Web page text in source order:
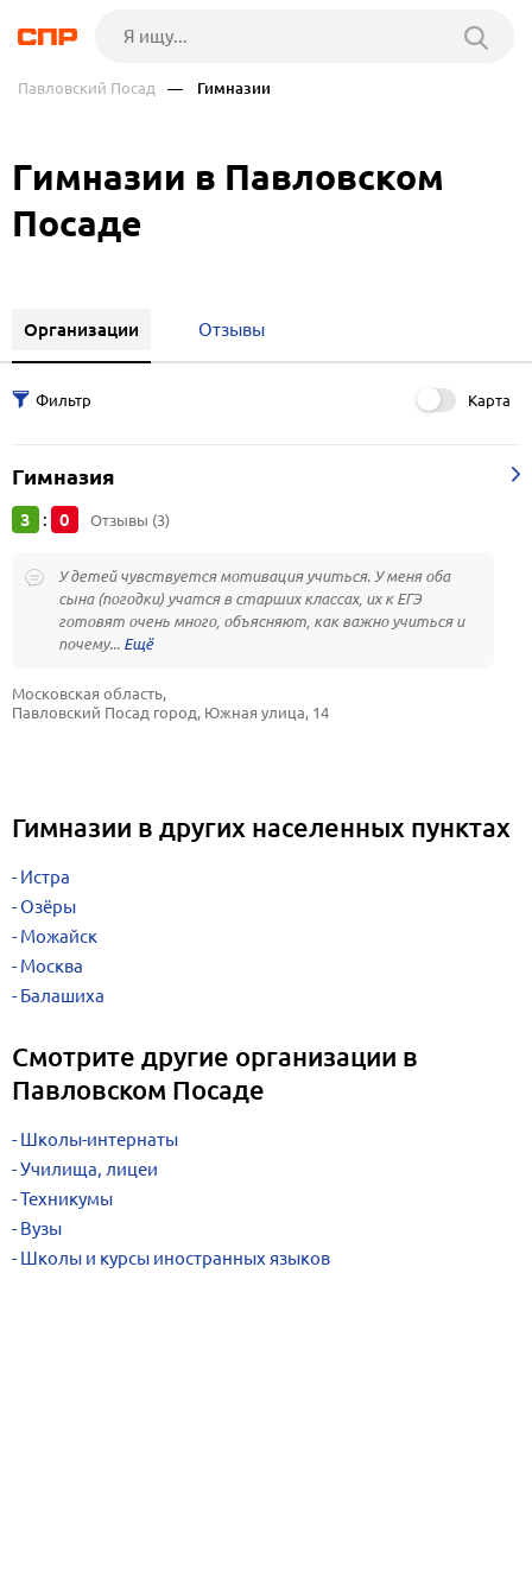
Павловский Посад — Гимназии
Гимназии в Павловском
Посаде
Организации Отзывы
Карта
Гимназия
3 : 0 Отзывы (3)
У детей чувствуется мотивация учиться. У меня оба
сына (погодки) учатся в старших классах, их к ЕГЭ
готовят очень много, объясняют, как важно учиться и
почему...
Московская область,
Павловский Посад город, Южная улица, 14
Гимназии в других населенных пунктах
Истра
Озёры
Можайск
Москва
Балашиха
Смотрите другие организации в
Павловском Посаде
Школы-интернаты
Училища, лицеи
Техникумы
Вузы
Школы и курсы иностранных языков